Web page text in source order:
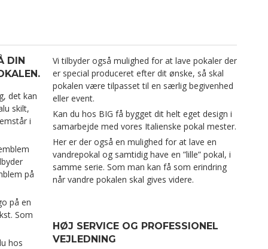
DIN
det kan
skilt,
i
på
på en
Som
hos
Vi tilbyder også mulighed for at lave pokaler der
er special produceret efter dit ønske, så skal
pokalen være tilpasset til en særlig begivenhed
eller event.
Kan du hos BIG få bygget dit helt eget design i
samarbejde med vores Italienske pokal mester.
Her er der også en mulighed for at lave en
vandrepokal og samtidig have en ”lille” pokal, i
samme serie. Som man kan få som erindring
når vandre pokalen skal gives videre.
HØJ SERVICE OG PROFESSIONEL
VEJLEDNING